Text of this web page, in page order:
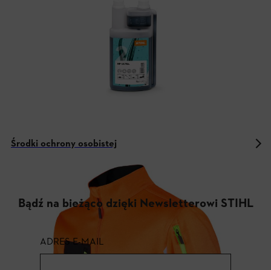
Środki ochrony osobistej
Bądź na bieżąco dzięki Newsletterowi STIHL
ADRES E-MAIL